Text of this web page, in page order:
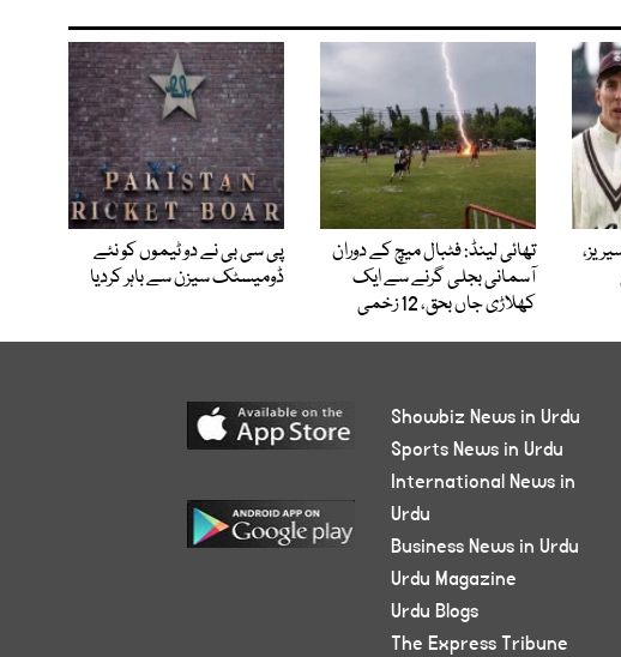
تھائی لینڈ: فٹبال میچ کے دوران
آسمانی بجلی گرنے سے ایک
کھلاڑی جاں بحق، 12 زخمی
پی سی بی نے دو ٹیموں کو نئے
ڈومیسٹک سیزن سے باہر کردیا
Showbiz News in Urdu
Sports News in Urdu
International News in
Urdu
Business News in Urdu
Urdu Magazine
Urdu Blogs
The Express Tribune